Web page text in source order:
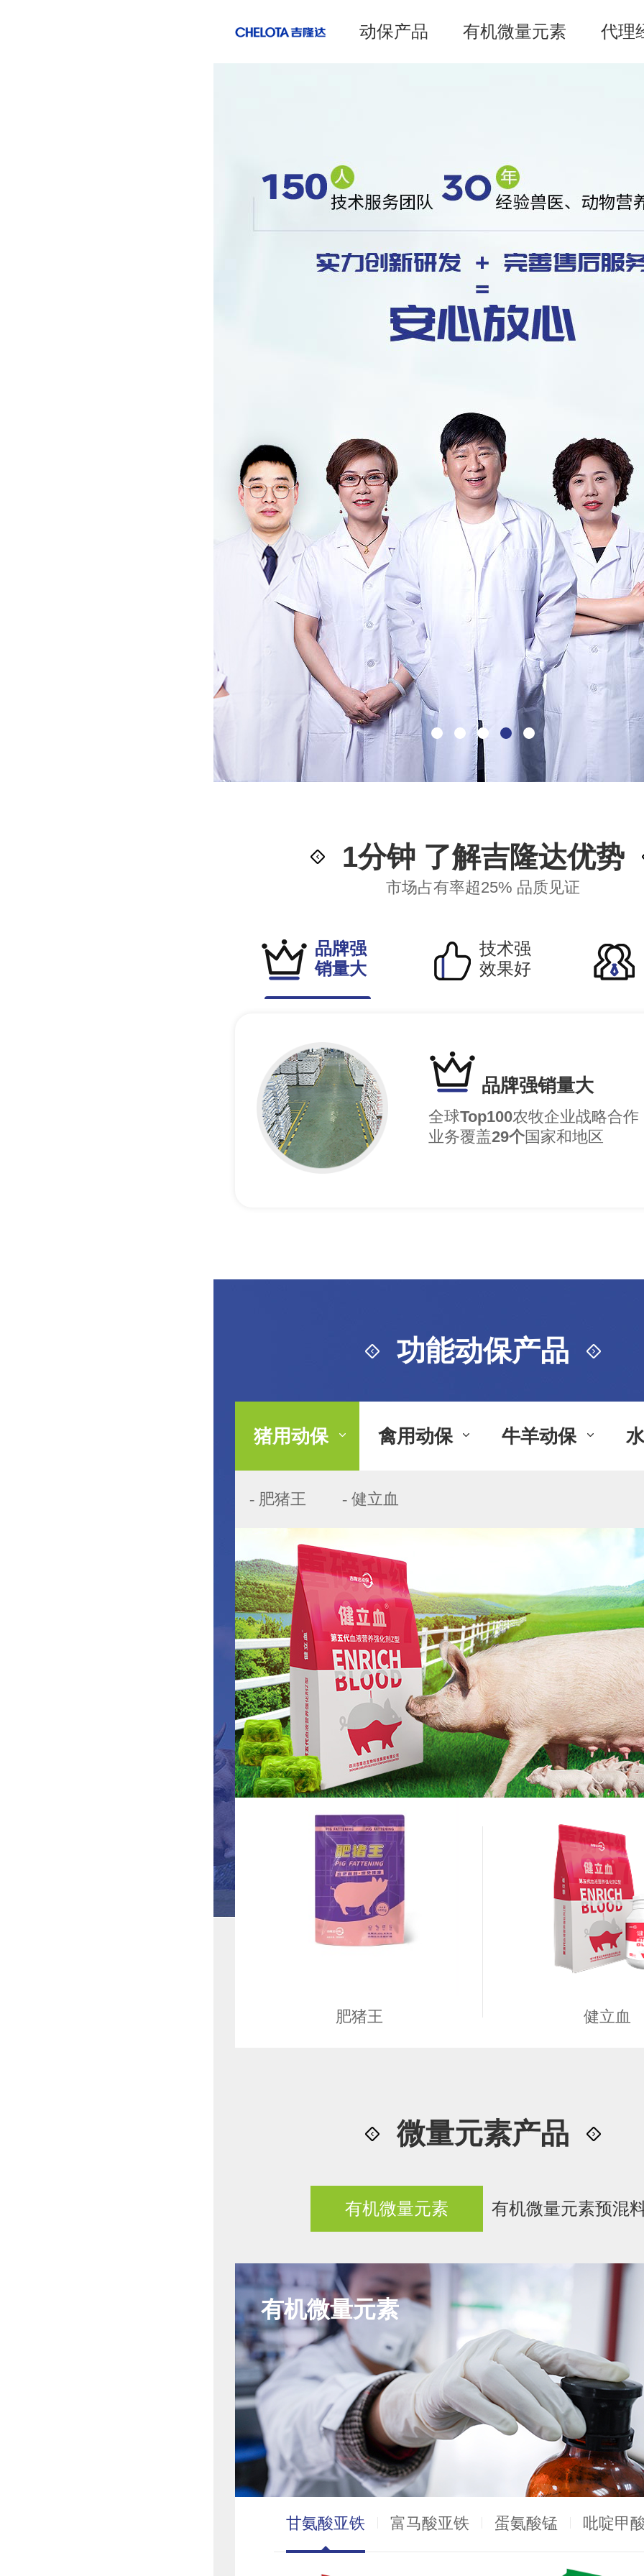
动保产品 有机微量元素 代理
1分钟 了解吉隆达优势
市场占有率超25% 品质见证
品牌强
销量大
技术强
效果好
品牌强销量大
全球Top100农牧企业战略合作
业务覆盖29个国家和地区
功能动保产品
猪用动保 禽用动保 牛羊动保
- 肥猪王 - 健立血
肥猪王 健立血
微量元素产品
有机微量元素 有机微量元素预混
有机微量元素
甘氨酸亚铁 富马酸亚铁 蛋氨酸锰 吡啶甲